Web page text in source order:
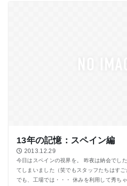
13年の記憶：スペイン編
2013.12.29
今日はスペインの視界を。 昨夜は納会でし
てしまいました（笑でもスタッフたちはす
でも、工場では・・・ 休みを利用して秀ち